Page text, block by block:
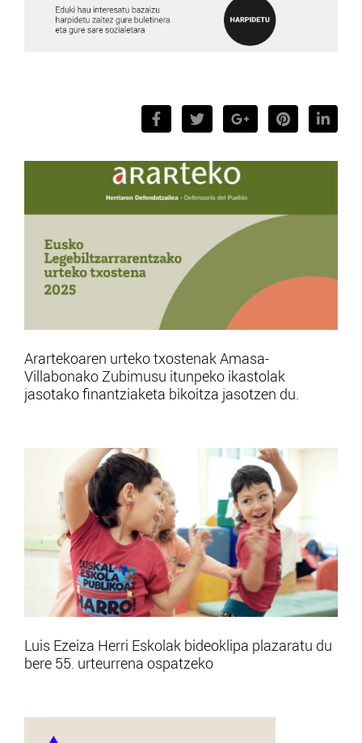
Arartekoaren urteko txostenak Amasa-
Villabonako Zubimusu itunpeko ikastolak
jasotako finantziaketa bikoitza jasotzen du.
Luis Ezeiza Herri Eskolak bideoklipa plazaratu du
bere 55. urteurrena ospatzeko